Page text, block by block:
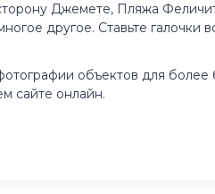
Джемете, Пляжа
другое. Ставьте
объектов для
сайте онлайн.